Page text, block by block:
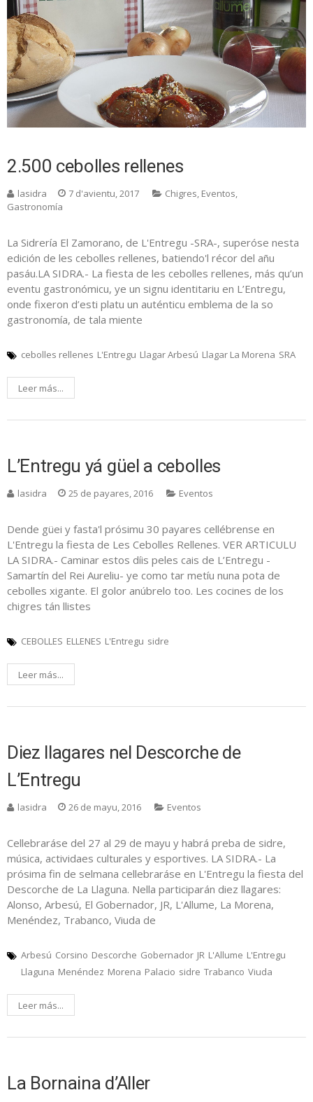
2.500 cebolles rellenes
lasidra 7 d'avientu, 2017 Chigres, Eventos,
Gastronomía
La Sidrería El Zamorano, de L'Entregu -SRA-, superóse nesta
edición de les cebolles rellenes, batiendo'l récor del añu
pasáu.LA SIDRA.- La fiesta de les cebolles rellenes, más qu’un
eventu gastronómicu, ye un signu identitariu en L’Entregu,
onde fixeron d’esti platu un auténticu emblema de la so
gastronomía, de tala miente
cebolles rellenes L'Entregu Llagar Arbesú Llagar La Morena SRA
Leer más...
L’Entregu yá güel a cebolles
lasidra 25 de payares, 2016 Eventos
Dende güei y fasta'l prósimu 30 payares cellébrense en
L'Entregu la fiesta de Les Cebolles Rellenes. VER ARTICULU
LA SIDRA.- Caminar estos díis peles cais de L’Entregu -
Samartín del Rei Aureliu- ye como tar metíu nuna pota de
cebolles xigante. El golor anúbrelo too. Les cocines de los
chigres tán llistes
CEBOLLES ELLENES L'Entregu sidre
Leer más...
Diez llagares nel Descorche de
L’Entregu
lasidra 26 de mayu, 2016 Eventos
Cellebraráse del 27 al 29 de mayu y habrá preba de sidre,
música, actividaes culturales y esportives. LA SIDRA.- La
prósima fin de selmana cellebraráse en L'Entregu la fiesta del
Descorche de La Llaguna. Nella participarán diez llagares:
Alonso, Arbesú, El Gobernador, JR, L'Allume, La Morena,
Menéndez, Trabanco, Viuda de
Arbesú Corsino Descorche Gobernador JR L'Allume L'Entregu
Llaguna Menéndez Morena Palacio sidre Trabanco Viuda
Leer más...
La Bornaina d’Aller